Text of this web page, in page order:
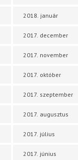
2018. január
2017. december
2017. november
2017. október
2017. szeptember
2017. augusztus
2017. július
2017. június